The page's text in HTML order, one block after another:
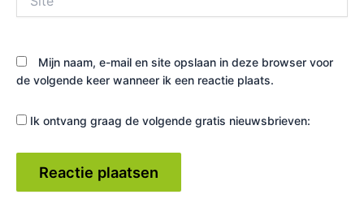
Mijn naam, e-mail en site opslaan in deze browser voor
de volgende keer wanneer ik een reactie plaats.
Ik ontvang graag de volgende gratis nieuwsbrieven: